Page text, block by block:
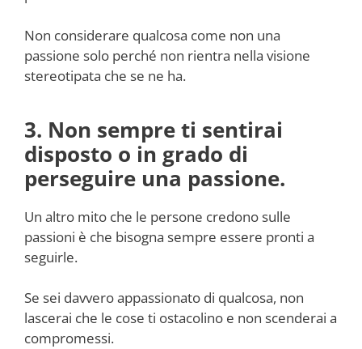
Non considerare qualcosa come non una
passione solo perché non rientra nella visione
stereotipata che se ne ha.
3. Non sempre ti sentirai
disposto o in grado di
perseguire una passione.
Un altro mito che le persone credono sulle
passioni è che bisogna sempre essere pronti a
seguirle.
Se sei davvero appassionato di qualcosa, non
lascerai che le cose ti ostacolino e non scenderai a
compromessi.